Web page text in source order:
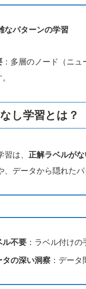
なパターンの学習
：多層のノード（ニュ
し学習とは？
習は、 正解ラベルがな
、データから隠れた
ル不要：ラベル付けの
タの深い洞察：データ